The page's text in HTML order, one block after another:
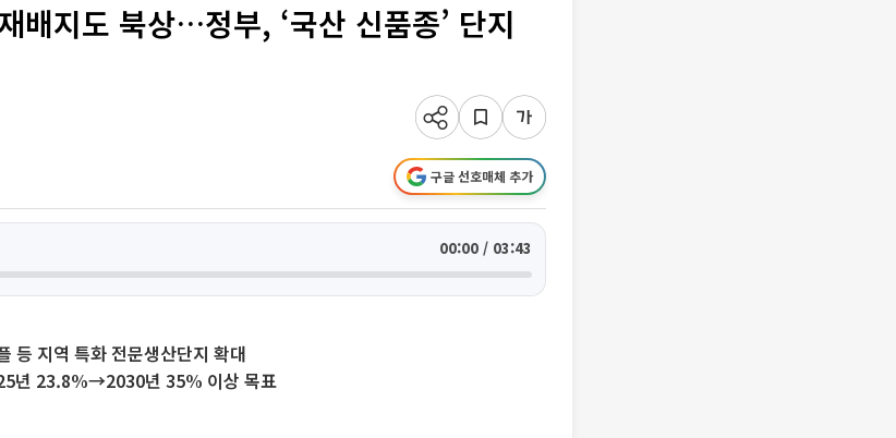
배지도 북상…정부, ‘국산 신품종’ 단지
구글 선호매체 추가
00:00 / 03:43
등 지역 특화 전문생산단지 확대
년 23.8%→2030년 35% 이상 목표